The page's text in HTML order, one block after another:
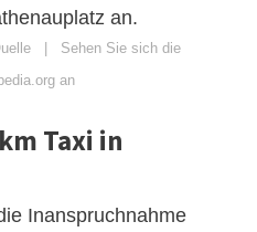
an.
| Sehen Sie sich die
an
Taxi in
Inanspruchnahme